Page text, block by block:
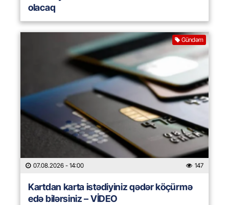
olacaq
Gündəm
07.08.2026 - 14:00 147
Kartdan karta istədiyiniz qədər köçürmə
edə bilərsiniz – VİDEO